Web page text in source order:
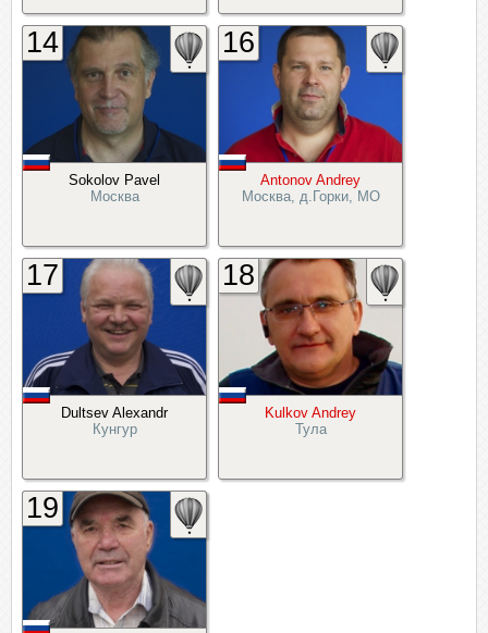
Sokolov Pavel
Москва
14
Antonov Andrey
Москва, д.Горки, МО
16
Dultsev Alexandr
Кунгур
17
Kulkov Andrey
Тула
18
19